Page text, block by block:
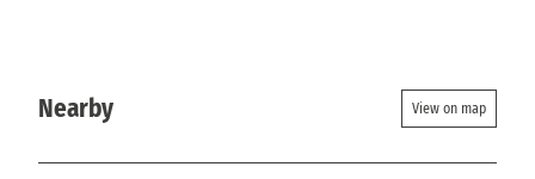
Nearby View on map